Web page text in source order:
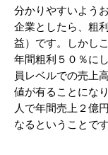
分かりやすいよう
企業としたら、粗
益）です。しかし
年間粗利５０％に
員レベルでの売上
値が有ることにな
人で年間売上２億
なるということです